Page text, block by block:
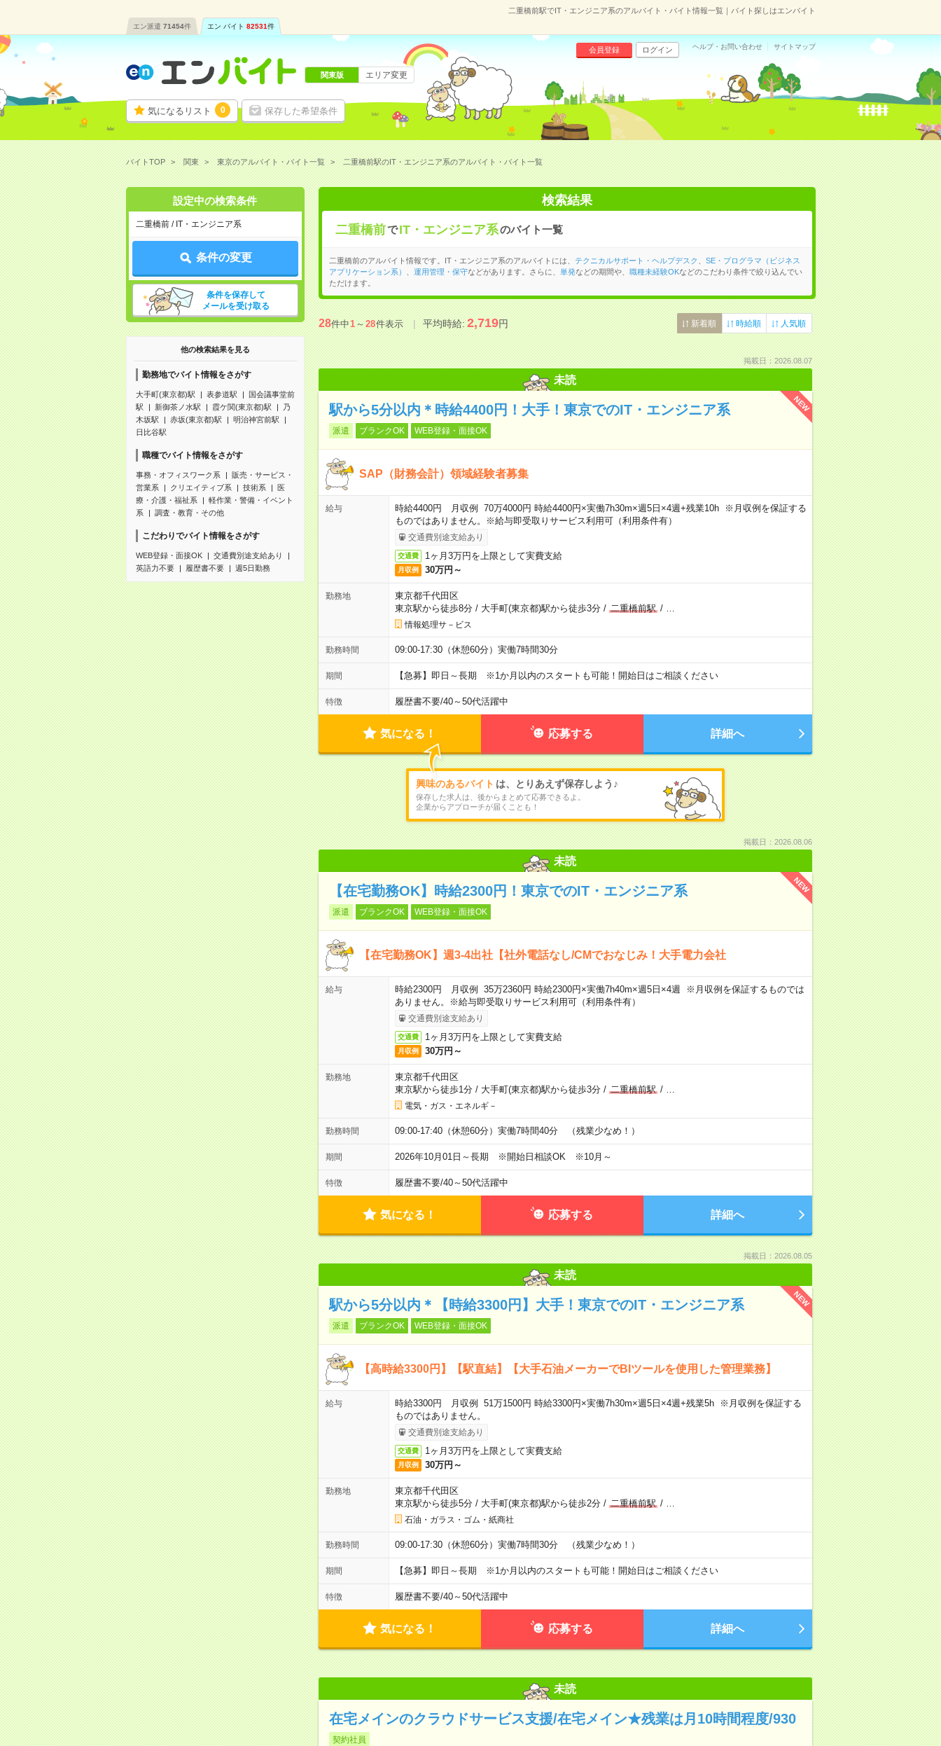
二重橋前駅でIT・エンジニア系のアルバイト・バイト情報一覧｜バイト探しはエンバイト
エン派遣 71454件 エン バイト 82531件
気になるリスト 0 保存した希望条件
会員登録 ログイン ヘルプ・お問い合わせ サイトマップ
関東版 エリア変更
バイトTOP 関東 東京のアルバイト・バイト一覧 二重橋前駅のIT・エンジニア系のアルバイト・バイト一覧
設定中の検索条件
二重橋前 / IT・エンジニア系
条件の変更
条件を保存して
メールを受け取る
他の検索結果を見る
勤務地でバイト情報をさがす
大手町(東京都)駅 表参道駅
国会議事堂前
駅
新御茶ノ水駅 霞ケ関(東京都)駅
乃
木坂駅
赤坂(東京都)駅
明治神宮前駅
日比谷駅
職種でバイト情報をさがす
事務・オフィスワーク系
販売・サービス・
営業系
クリエイティブ系 技術系
医
療・介護・福祉系
軽作業・警備・イベント
系
調査・教育・その他
こだわりでバイト情報をさがす
WEB登録・面接OK
交通費別途支給あり
英語力不要
履歴書不要 週5日勤務
検索結果
二重橋前で IT・エンジニア系のバイト一覧
二重橋前のアルバイト情報です。IT・エンジニア系のアルバイトには、 テクニカルサポート・ヘルプデスク
SE・プログラマ（ビジネス
アプリケーション系）
運用管理・保守などがあります。さらに、 単発などの期間や、 職種未経験OKなどのこだわり条件で絞り込んでい
ただけます。
28件中1～28件表示 平均時給:2,719円 新着順 時給順 人気順
掲載日：2026.08.07
未読
NEW
駅から5分以内＊時給4400円！大手！東京でのIT・エンジニア系
派遣 ブランクOK WEB登録・面接OK
SAP（財務会計）領域経験者募集
給与
時給4400円 月収例 70万4000円 時給4400円×実働7h30m×週5日×4週+残業10h ※月収例を保証する
ものではありません。※給与即受取りサービス利用可（利用条件有）
交通費別途支給あり
交通費 1ヶ月3万円を上限として実費支給
月収例 30万円～
勤務地
東京都千代田区
東京駅から徒歩8分/ 大手町(東京都)駅から徒歩3分/ 二重橋前駅/
情報処理サ－ビス
勤務時間 09:00-17:30（休憩60分）実働7時間30分
期間 【急募】即日～長期 ※1か月以内のスタートも可能！開始日はご相談ください
特徴 履歴書不要/40～50代活躍中
気になる！ 応募する 詳細へ
興味のあるバイト は、とりあえず保存しよう♪
保存した求人は、後からまとめて応募できるよ。
企業からアプローチが届くことも！
掲載日：2026.08.06
未読
NEW
【在宅勤務OK】時給2300円！東京でのIT・エンジニア系
派遣 ブランクOK WEB登録・面接OK
【在宅勤務OK】週3-4出社【社外電話なし/CMでおなじみ！大手電力会社
給与
時給2300円 月収例 35万2360円 時給2300円×実働7h40m×週5日×4週 ※月収例を保証するものでは
ありません。※給与即受取りサービス利用可（利用条件有）
交通費別途支給あり
交通費 1ヶ月3万円を上限として実費支給
月収例 30万円～
勤務地
東京都千代田区
東京駅から徒歩1分/ 大手町(東京都)駅から徒歩3分/ 二重橋前駅/
電気・ガス・エネルギ－
勤務時間 09:00-17:40（休憩60分）実働7時間40分 （残業少なめ！）
期間 2026年10月01日～長期 ※開始日相談OK ※10月～
特徴 履歴書不要/40～50代活躍中
気になる！ 応募する 詳細へ
掲載日：2026.08.05
未読
NEW
駅から5分以内＊【時給3300円】大手！東京でのIT・エンジニア系
派遣 ブランクOK WEB登録・面接OK
【高時給3300円】【駅直結】【大手石油メーカーでBIツールを使用した管理業務】
給与
時給3300円 月収例 51万1500円 時給3300円×実働7h30m×週5日×4週+残業5h ※月収例を保証する
ものではありません。
交通費別途支給あり
交通費 1ヶ月3万円を上限として実費支給
月収例 30万円～
勤務地
東京都千代田区
東京駅から徒歩5分/ 大手町(東京都)駅から徒歩2分/ 二重橋前駅/
石油・ガラス・ゴム・紙商社
勤務時間 09:00-17:30（休憩60分）実働7時間30分 （残業少なめ！）
期間 【急募】即日～長期 ※1か月以内のスタートも可能！開始日はご相談ください
特徴 履歴書不要/40～50代活躍中
気になる！ 応募する 詳細へ
未読
在宅メインのクラウドサービス支援/在宅メイン★残業は月10時間程度/930
契約社員